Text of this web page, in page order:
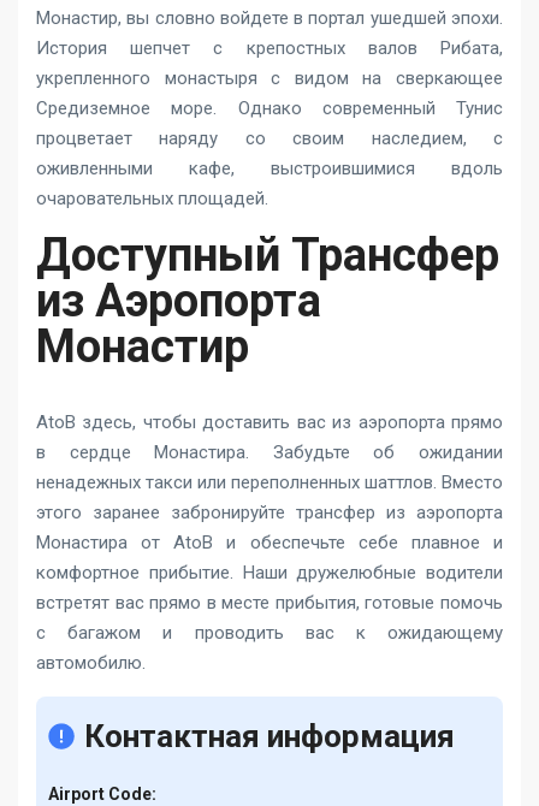
Монастир, вы словно войдете в портал ушедшей эпохи.
История шепчет с крепостных валов Рибата,
укрепленного монастыря с видом на сверкающее
Средиземное море. Однако современный Тунис
процветает наряду со своим наследием, с
оживленными кафе, выстроившимися вдоль
очаровательных площадей.
Доступный Трансфер
из Аэропорта
Монастир
AtoB здесь, чтобы доставить вас из аэропорта прямо
в сердце Монастира. Забудьте об ожидании
ненадежных такси или переполненных шаттлов. Вместо
этого заранее забронируйте трансфер из аэропорта
Монастира от AtoB и обеспечьте себе плавное и
комфортное прибытие. Наши дружелюбные водители
встретят вас прямо в месте прибытия, готовые помочь
с багажом и проводить вас к ожидающему
автомобилю.
Контактная информация
Airport Code: